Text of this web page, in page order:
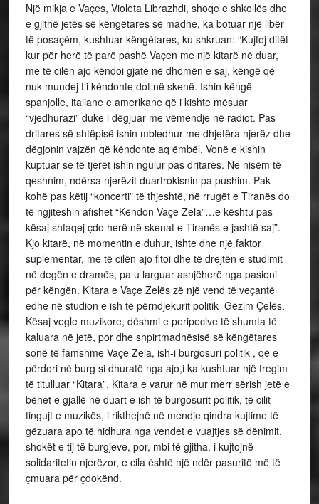
Një mikja e Vaçes, Violeta Librazhdi, shoqe e shkollës dhe
e gjithë jetës së këngëtares së madhe, ka botuar një libër
të posaçëm, kushtuar këngëtares, ku shkruan: “Kujtoj ditët
kur për herë të parë pashë Vaçen me një kitarë në duar,
me të cilën ajo këndoi gjatë në dhomën e saj, këngë që
nuk mundej t’i këndonte dot në skenë. Ishin këngë
spanjolle, italiane e amerikane që i kishte mësuar
“vjedhurazi” duke i dëgjuar me vëmendje në radiot. Pas
dritares së shtëpisë ishin mbledhur me dhjetëra njerëz dhe
dëgjonin vajzën që këndonte aq ëmbël. Vonë e kishin
kuptuar se të tjerët ishin ngulur pas dritares. Ne nisëm të
qeshnim, ndërsa njerëzit duartrokisnin pa pushim. Pak
kohë pas këtij “koncerti” të thjeshtë, në rrugët e Tiranës do
të ngjiteshin afishet “Këndon Vaçe Zela”…e kështu pas
kësaj shfaqej çdo herë në skenat e Tiranës e jashtë saj”.
Kjo kitarë, në momentin e duhur, ishte dhe një faktor
suplementar, me të cilën ajo fitoi dhe të drejtën e studimit
në degën e dramës, pa u larguar asnjëherë nga pasioni
për këngën. Kitara e Vaçe Zelës zë një vend të veçantë
edhe në studion e ish të përndjekurit politik Gëzim Çelës.
Kësaj vegle muzikore, dëshmi e peripecive të shumta të
kaluara në jetë, por dhe shpirtmadhësisë së këngëtares
sonë të famshme Vaçe Zela, ish-i burgosuri politik , që e
përdori në burg si dhuratë nga ajo,i ka kushtuar një tregim
të titulluar “Kitara”, Kitara e varur në mur merr sërish jetë e
bëhet e gjallë në duart e ish të burgosurit politik, të cilit
tingujt e muzikës, i rikthejnë në mendje qindra kujtime të
gëzuara apo të hidhura nga vendet e vuajtjes së dënimit,
shokët e tij të burgjeve, por, mbi të gjitha, i kujtojnë
solidaritetin njerëzor, e cila është një ndër pasuritë më të
çmuara për çdokënd.